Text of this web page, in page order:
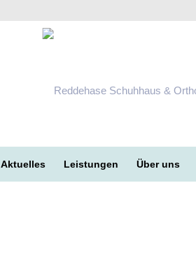
Aktuelles Leistungen Über uns